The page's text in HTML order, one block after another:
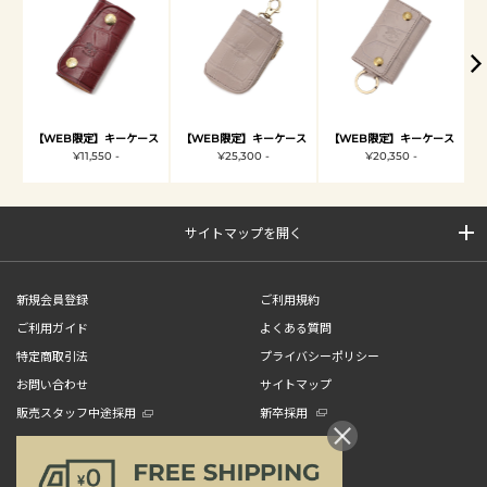
【WEB限定】キーケース
¥11,550 -
【WEB限定】キーケース
¥25,300 -
【WEB限定】キーケース
¥20,350 -
サイトマップを開く
新規会員登録
ご利用規約
ご利用ガイド
よくある質問
特定商取引法
プライバシーポリシー
お問い合わせ
サイトマップ
販売スタッフ中途採用
新卒採用